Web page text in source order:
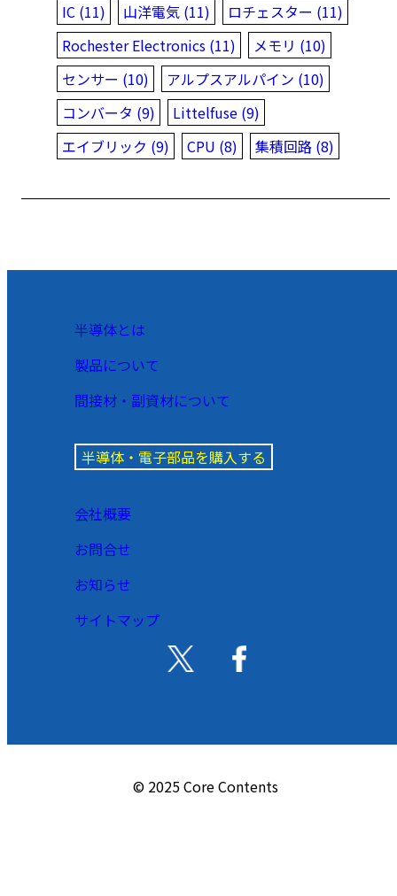
IC (11)
山洋電気 (11)
ロチェスター (11)
Rochester Electronics (11)
メモリ (10)
センサー (10)
アルプスアルパイン (10)
コンバータ (9)
Littelfuse (9)
エイブリック (9)
CPU (8) 集積回路 (8)
半導体とは
製品について
間接材・副資材について
半導体・電子部品を購入する
会社概要
お問合せ
お知らせ
サイトマップ
© 2025 Core Contents